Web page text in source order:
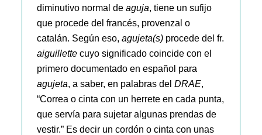
diminutivo normal deaguja, tiene un sufijo
que procede del francés, provenzal o
catalán. Según eso,agujeta(s) procede del fr.
aiguillette cuyo significado coincide con el
primero documentado en español para
agujeta, a saber, en palabras delDRAE,
“Correa o cinta con un herrete en cada punta,
que servía para sujetar algunas prendas de
vestir.” Es decir un cordón o cinta con unas